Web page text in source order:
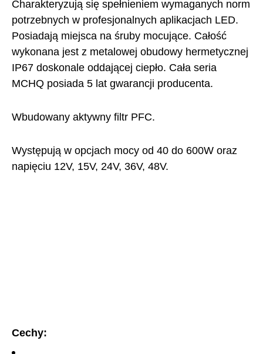
Charakteryzują się spełnieniem wymaganych norm
potrzebnych w profesjonalnych aplikacjach LED.
Posiadają miejsca na śruby mocujące. Całość
wykonana jest z metalowej obudowy hermetycznej
IP67 doskonale oddającej ciepło. Cała seria
MCHQ posiada 5 lat gwarancji producenta.
Wbudowany aktywny filtr PFC.
Występują w opcjach mocy od 40 do 600W oraz
napięciu 12V, 15V, 24V, 36V, 48V.
Cechy: